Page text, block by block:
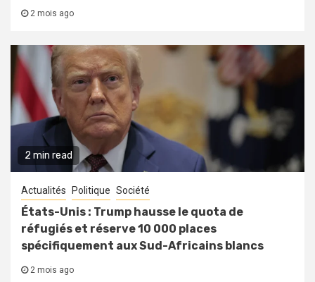
2 mois ago
2 min read
Actualités Politique Société
États-Unis : Trump hausse le quota de
réfugiés et réserve 10 000 places
spécifiquement aux Sud-Africains blancs
2 mois ago